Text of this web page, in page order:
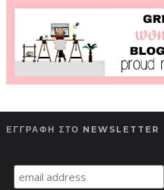
ΕΓΓΡΑΦΗ ΣΤΟ NEWSLETTER